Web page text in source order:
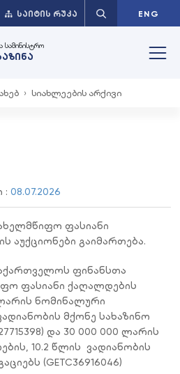
ᲡᲐᲘᲢᲘᲡ ᲠᲣᲙᲐ ENG
სამინისტრო
სიახლეების არქივი
:08.07.2026
ფასიანი
აუქციონები გაიმართება.
ფინანსთა
ფასიანი ქაღალდების
ნომინალური
მქონე სახაზინო
და 30 000 000 ლარის
10.2 წლის ვადიანობის
(GETC36916046)